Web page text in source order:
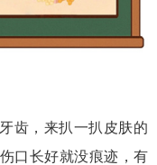
齿，来扒一扒皮肤的
口长好就没痕迹，有